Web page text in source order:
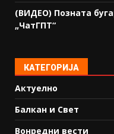
(ВИДЕО) Позната
„ЧатГПТ“
КАТЕГОРИЈА
Актуелно
Балкан и Свет
Вонредни вести